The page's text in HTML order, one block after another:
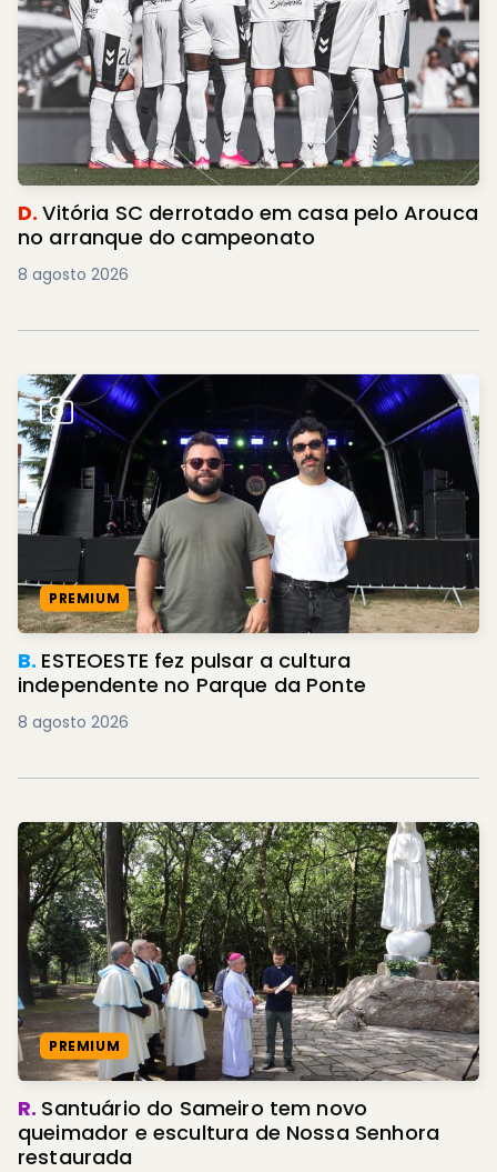
D.Vitória SC derrotado em casa pelo Arouca
no arranque do campeonato
8 agosto 2026
PREMIUM
B. ESTEOESTE fez pulsar a cultura
independente no Parque da Ponte
8 agosto 2026
PREMIUM
R. Santuário do Sameiro tem novo
queimador e escultura de Nossa Senhora
restaurada